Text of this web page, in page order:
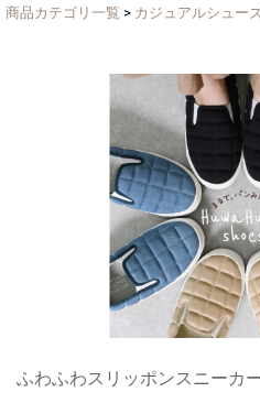
商品カテゴリ一覧 > カジュアルシュー
ふわふわスリッポンスニーカ